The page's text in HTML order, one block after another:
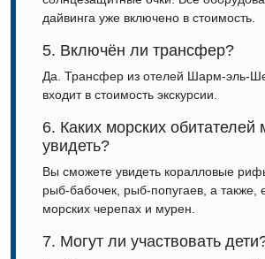
дайвинга уже включено в стоимость.
5. Включён ли трансфер?
Да. Трансфер из отелей Шарм-эль-
входит в стоимость экскурсии.
6. Каких морских обитателей
увидеть?
Вы сможете увидеть коралловые
рыб-бабочек, рыб-попугаев, а также,
морских черепах и мурен.
7. Могут ли участвовать